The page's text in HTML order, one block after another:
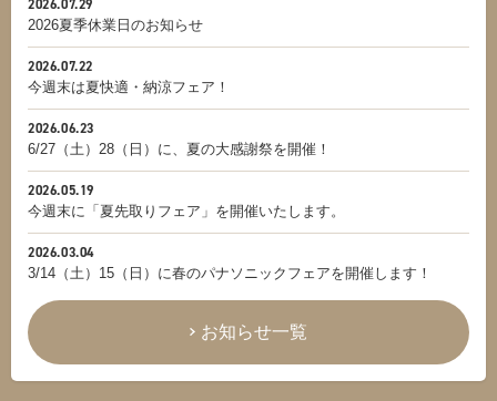
2026.07.29
2026夏季休業日のお知らせ
2026.07.22
今週末は夏快適・納涼フェア！
2026.06.23
6/27（土）28（日）に、夏の大感謝祭を開催！
2026.05.19
今週末に「夏先取りフェア」を開催いたします。
2026.03.04
3/14（土）15（日）に春のパナソニックフェアを開催します！
お知らせ一覧